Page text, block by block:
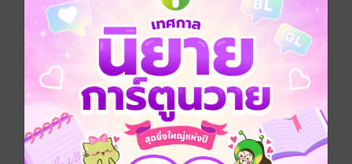
จู่ๆ จะ "รัก" ผู้หญิง "ร้าย" คนนี้ได้อย่างไรกัน!
..........................................................................
รักร้ายสามีอสูร เป็นเล่มสุดท้ายในซีรีส์อสูรซ่อนรัก ซึ่งมี
ทั้งหมด4เล่มด้วยกัน
1 รอยอสูร
2 เพลิงรักเพลิงอสูร
3 เถื่อนรักอสูรร้าย
4 รีกร้ายสามีอสูร
ฝากแฟนนิยายโหลดอ่านตัวอย่างก่อนตัดสินใจซื้อนะคะ
ขอขอบคุณคุณนักอ่านทุกท่านที่สนับสนุนนักเขียนคนนี้